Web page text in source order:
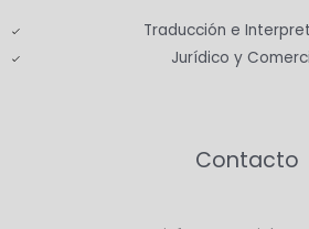
Traducción e
Jurídico y
Contacto